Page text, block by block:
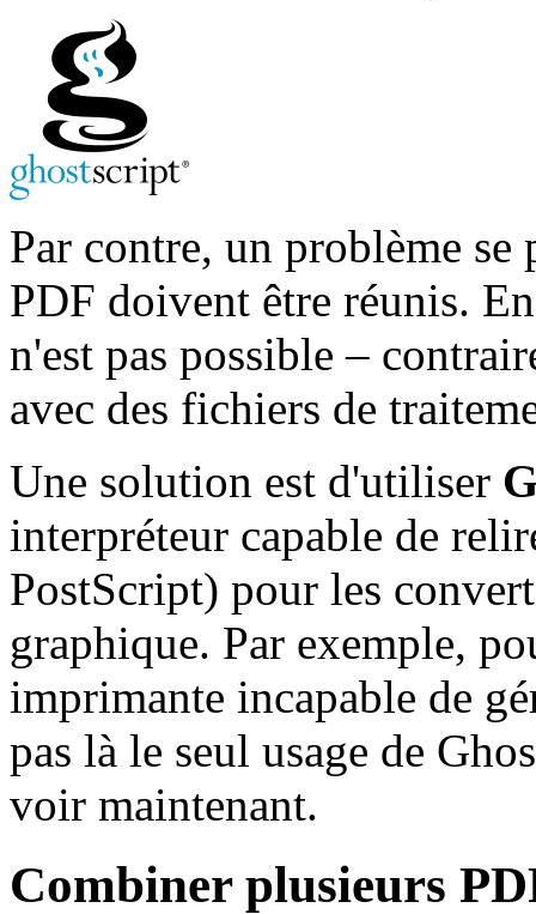
Par contre, un problème se
PDF doivent être réunis.
n'est pas possible –
avec des fichiers de
Une solution est d'utiliser
interpréteur capable de
PostScript) pour les
graphique. Par exemple,
imprimante incapable de
pas là le seul usage de
voir maintenant.
Combiner plusieurs